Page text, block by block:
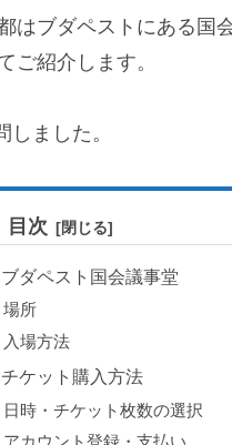
はブダペストにある国
ご紹介します。
しました。
目次
ブダペスト国会議事堂
場所
入場方法
チケット購入方法
日時・チケット枚数の選択